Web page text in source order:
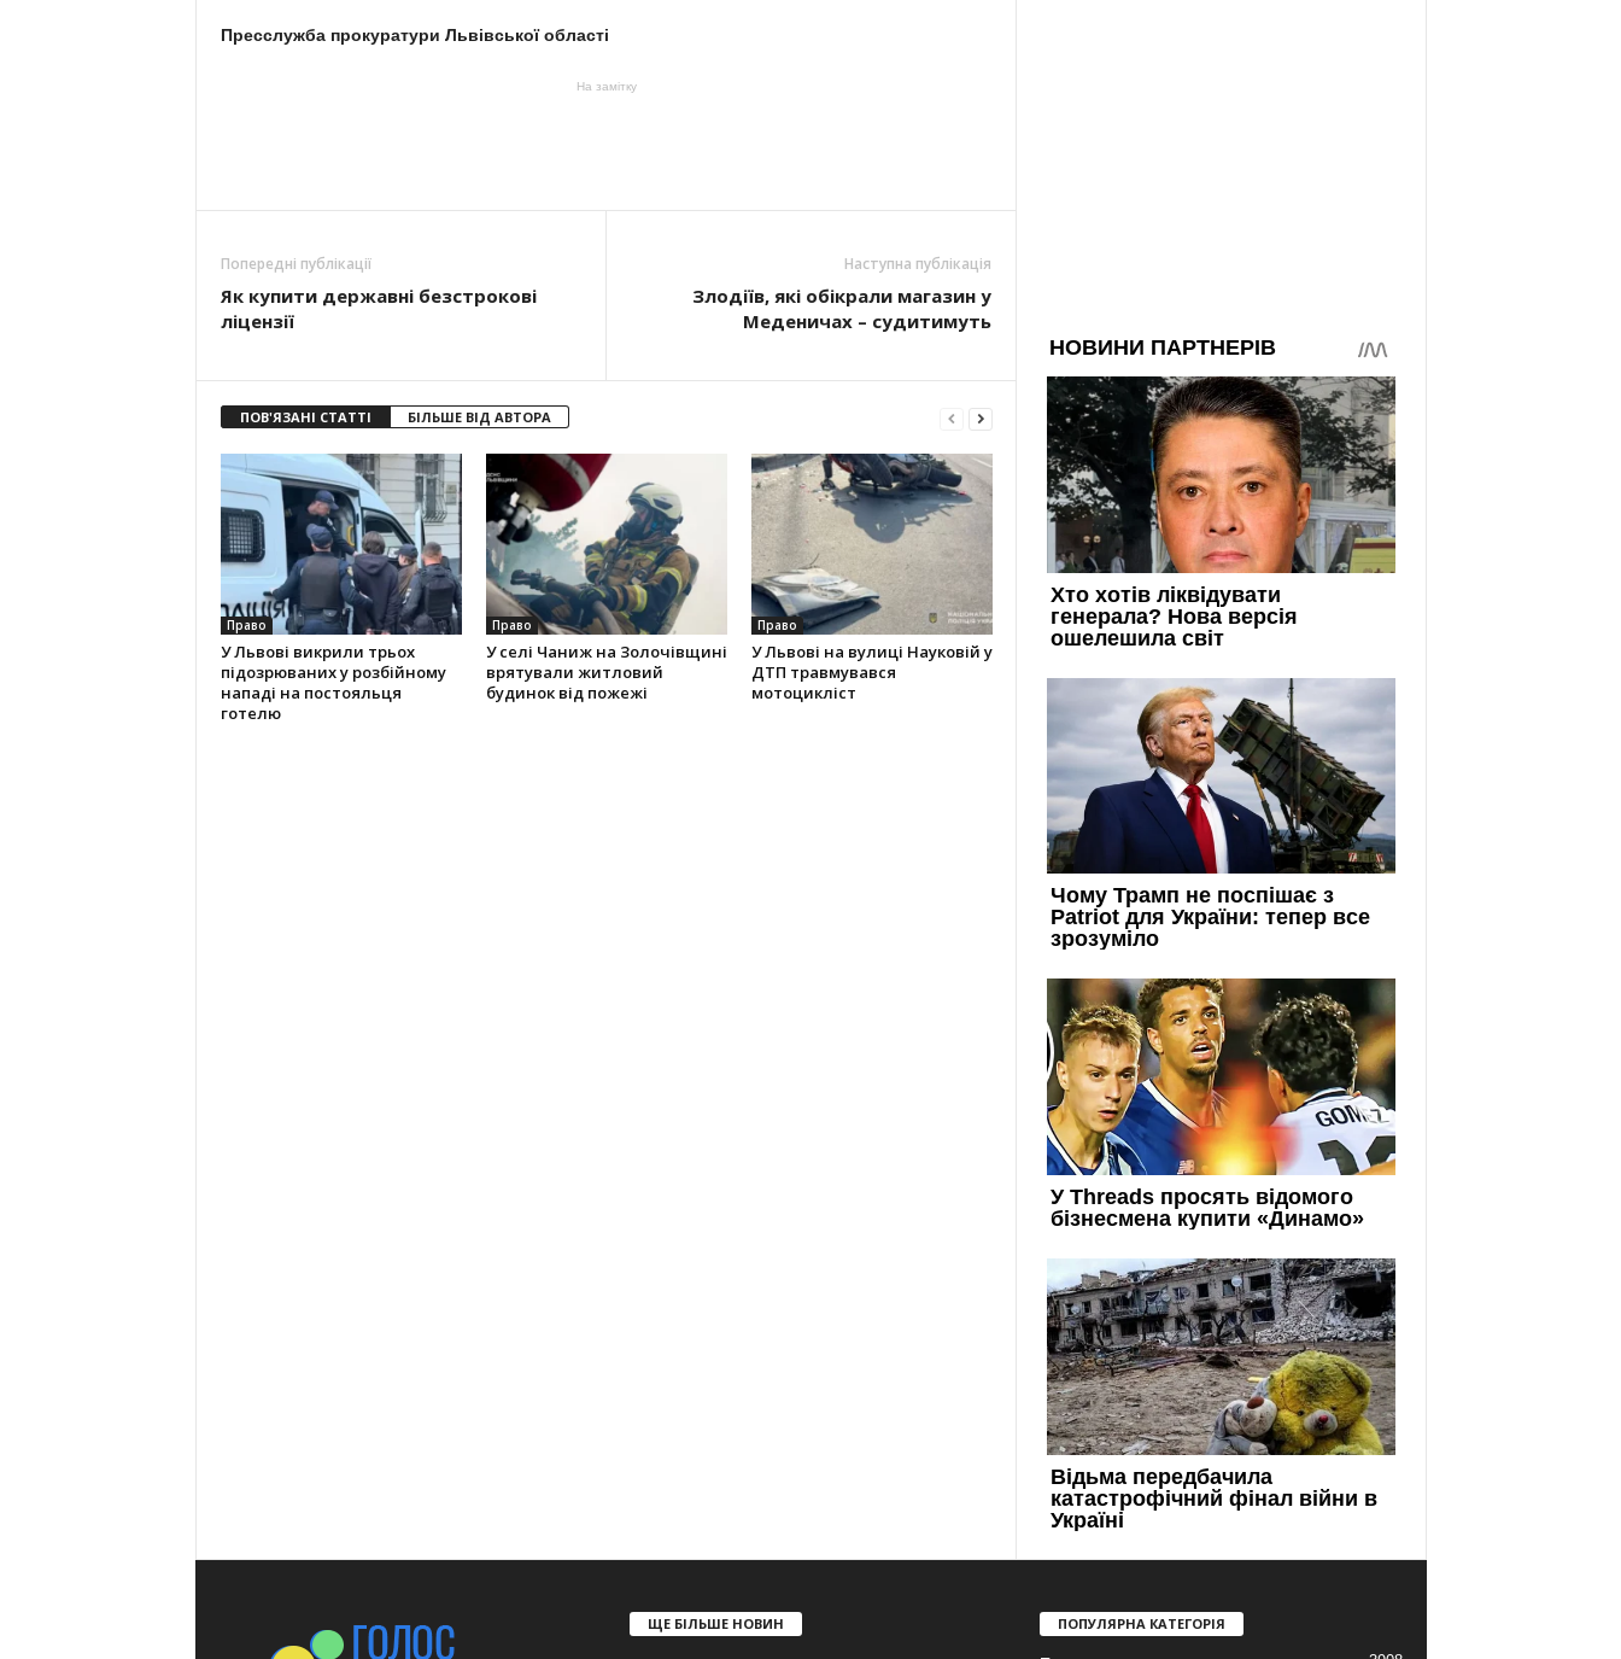
Пресслужба прокуратури Львівської області
На замітку
Попередні публікації
Як купити державні безстрокові
ліцензії
Наступна публікація
Злодіїв, які обікрали магазин у
Меденичах – судитимуть
ПОВ'ЯЗАНІ СТАТТІ БІЛЬШЕ ВІД АВТОРА
Право
У Львові викрили трьох
підозрюваних у розбійному
нападі на постояльця
готелю
Право
У селі Чаниж на Золочівщині
врятували житловий
будинок від пожежі
Право
У Львові на вулиці Науковій у
ДТП травмувався
мотоцикліст
ЩЕ БІЛЬШЕ НОВИН ПОПУЛЯРНА КАТЕГОРІЯ